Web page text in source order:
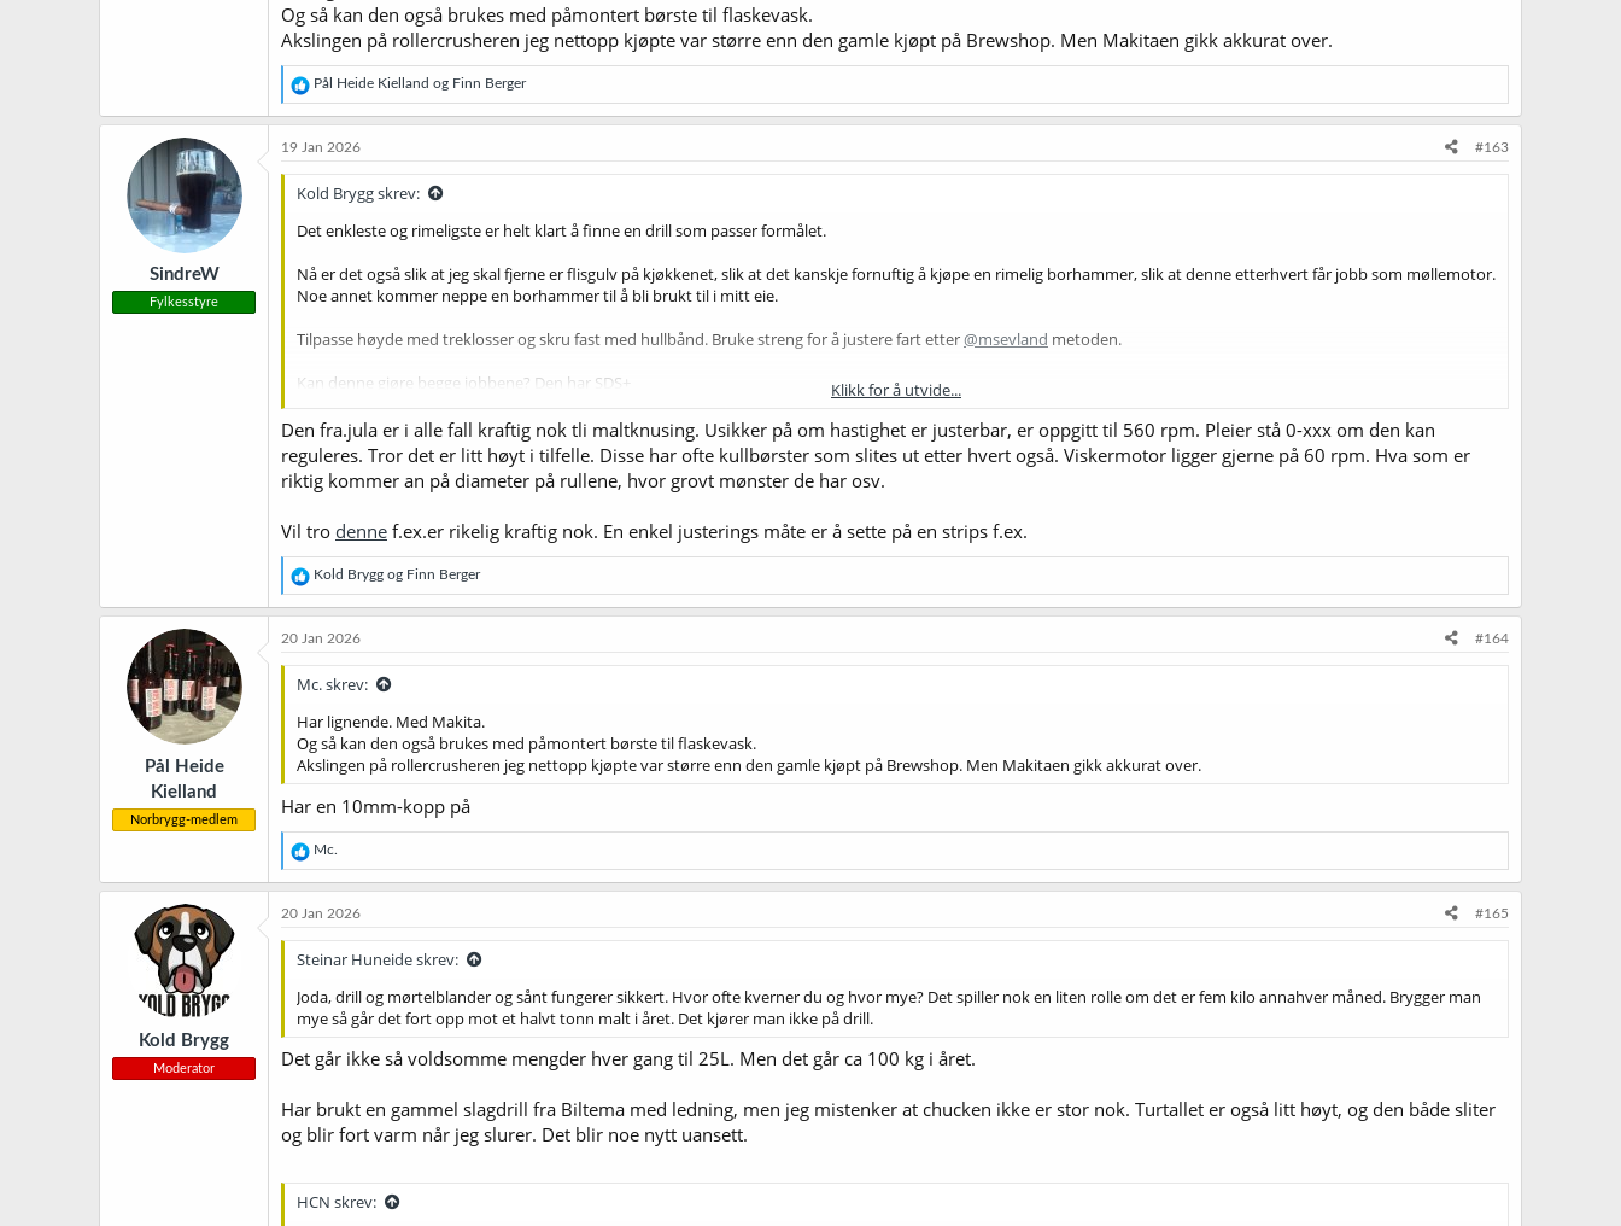
Og så kan den også brukes med påmontert børste til flaskevask.
Akslingen på rollercrusheren jeg nettopp kjøpte var større enn den gamle kjøpt på Brewshop. Men Makitaen gikk akkurat over.
R
e
a
j
o
e
:
Pål Heide Kielland og Finn Berger
SindreW
Fylkesstyre
19 Jan 2026 #163
Kold Brygg skrev:
Det enkleste og rimeligste er helt klart å finne en drill som passer formålet.
Nå er det også slik at jeg skal fjerne er flisgulv på kjøkkenet, slik at det kanskje fornuftig å kjøpe en rimelig borhammer, slik at denne etterhvert får jobb som møllemotor.
Noe annet kommer neppe en borhammer til å bli brukt til i mitt eie.
Tilpasse høyde med treklosser og skru fast med hullbånd. Bruke streng for å justere fart etter@msevland metoden.
Kan denne gjøre begge jobbene? Den har SDS+
Borhammer 230 V 1500 W 6 J | Fire funksjonsmoduser | Meec Tools | Jula
Robust borhammer med fire funksjonsinnstillinger, vibrasjonsdempet håndtak og SDS+-feste! Bor og
meisler følger med.
www.jula.no
Klikk for å utvide...
Den fra.jula er i alle fall kraftig nok tli maltknusing. Usikker på om hastighet er justerbar, er oppgitt til 560 rpm. Pleier stå 0-xxx om den kan
reguleres. Tror det er litt høyt i tilfelle. Disse har ofte kullbørster som slites ut etter hvert også. Viskermotor ligger gjerne på 60 rpm. Hva som er
riktig kommer an på diameter på rullene, hvor grovt mønster de har osv.
Vil tro denne f.ex.er rikelig kraftig nok. En enkel justerings måte er å sette på en strips f.ex.
R
e
a
j
o
e
r
:
Kold Brygg og Finn Berger
Pål Heide
Kielland
Norbrygg-medlem
20 Jan 2026 #164
Mc. skrev:
Har lignende. Med Makita.
Og så kan den også brukes med påmontert børste til flaskevask.
Akslingen på rollercrusheren jeg nettopp kjøpte var større enn den gamle kjøpt på Brewshop. Men Makitaen gikk akkurat over.
Har en 10mm-kopp på
R
e
a
j
o
e
r
Mc.
Kold Brygg
Moderator
20 Jan 2026 #165
Steinar Huneide skrev:
Joda, drill og mørtelblander og sånt fungerer sikkert. Hvor ofte kverner du og hvor mye? Det spiller nok en liten rolle om det er fem kilo annahver måned. Brygger man
mye så går det fort opp mot et halvt tonn malt i året. Det kjører man ikke på drill.
Det går ikke så voldsomme mengder hver gang til 25L. Men det går ca 100 kg i året.
Har brukt en gammel slagdrill fra Biltema med ledning, men jeg mistenker at chucken ikke er stor nok. Turtallet er også litt høyt, og den både sliter
og blir fort varm når jeg slurer. Det blir noe nytt uansett.
HCN skrev: